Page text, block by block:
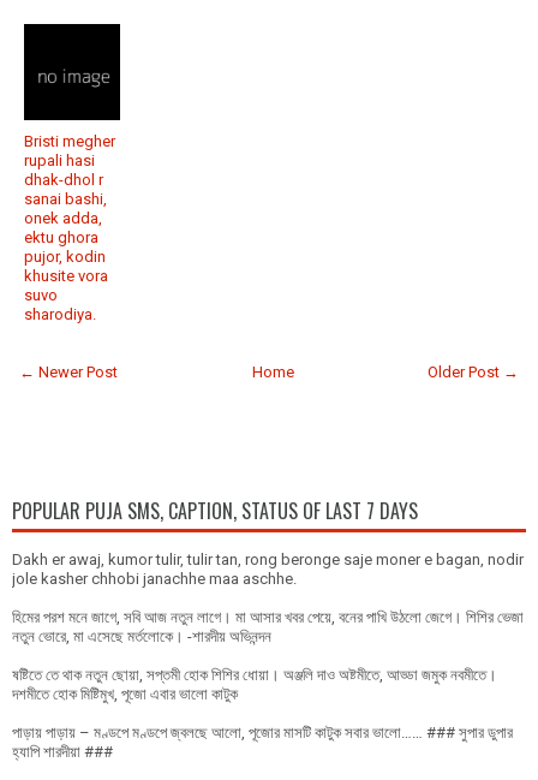
Bristi megher
rupali hasi
dhak-dhol r
sanai bashi,
onek adda,
ektu ghora
pujor, kodin
khusite vora
suvo
sharodiya.
← Newer Post Older Post →
Home
POPULAR PUJA SMS, CAPTION, STATUS OF LAST 7 DAYS
Dakh er awaj, kumor tulir, tulir tan, rong beronge saje moner e bagan, nodir
jole kasher chhobi janachhe maa aschhe.
হিমের পরশ মনে জাগে, সবি আজ নতুন লাগে। মা আসার খবর পেয়ে, বনের পাখি উঠলো জেগে। শিশির ভেজা
নতুন ভোরে, মা এসেছে মর্তলোকে। -শারদীয় অভিনন্দন
ষষ্টিতে তে থাক নতুন ছোয়া, সপ্তমী হোক শিশির ধোয়া। অঞ্জলি দাও অষ্টমীতে, আড্ডা জমুক নবমীতে।
দশমীতে হোক মিষ্টিমুখ, পূজো এবার ভালো কাটুক
পাড়ায় পাড়ায় – মণ্ডপে মণ্ডপে জ্বলছে আলো, পূজোর মাসটি কাটুক সবার ভালো…… ### সুপার ডুপার
হ্যাপি শারদীয়া ###